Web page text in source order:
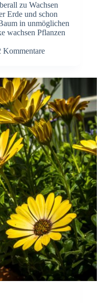
zu Wachsen
Erde und schon
in unmöglichen
wachsen Pflanzen
Kommentare